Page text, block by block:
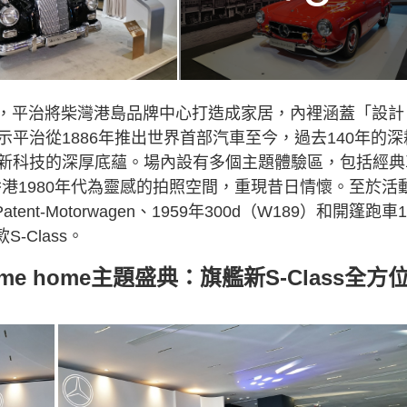
平治將柴灣港島品牌中心打造成家居，內裡涵蓋「設
平治從1886年推出世界首部汽車至今，過去140年的深
科技的深厚底蘊。場內設有多個主題體驗區，包括經
1980年代為靈感的拍照空間，重現昔日情懷。至於活
Motorwagen、1959年300d（W189）和開篷跑車
S-Class。
home主題盛典：旗艦新S-Class全方